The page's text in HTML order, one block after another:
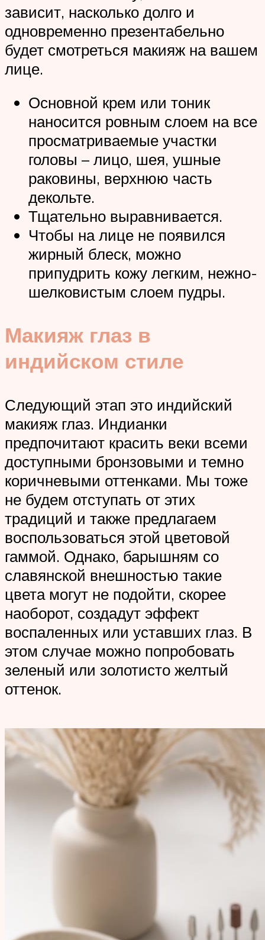
зависит, насколько долго и
одновременно презентабельно
будет смотреться макияж на вашем
лице.
Основной крем или тоник
наносится ровным слоем на все
просматриваемые участки
головы – лицо, шея, ушные
раковины, верхнюю часть
декольте.
Тщательно выравнивается.
Чтобы на лице не появился
жирный блеск, можно
припудрить кожу легким, нежно-
шелковистым слоем пудры.
Макияж глаз в
индийском стиле
Следующий этап это индийский
макияж глаз. Индианки
предпочитают красить веки всеми
доступными бронзовыми и темно
коричневыми оттенками. Мы тоже
не будем отступать от этих
традиций и также предлагаем
воспользоваться этой цветовой
гаммой. Однако, барышням со
славянской внешностью такие
цвета могут не подойти, скорее
наоборот, создадут эффект
воспаленных или уставших глаз. В
этом случае можно попробовать
зеленый или золотисто желтый
оттенок.